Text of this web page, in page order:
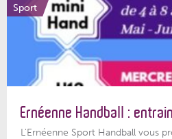
Sport
Ernéenne Handball :
L'Ernéenne Sport Handball vous